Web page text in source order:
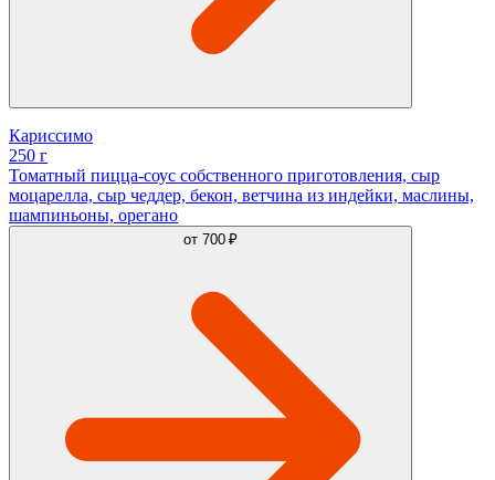
Кариссимо
250 г
Томатный пицца-соус собственного приготовления, сыр
моцарелла, сыр чеддер, бекон, ветчина из индейки, маслины,
шампиньоны, орегано
от 700 ₽